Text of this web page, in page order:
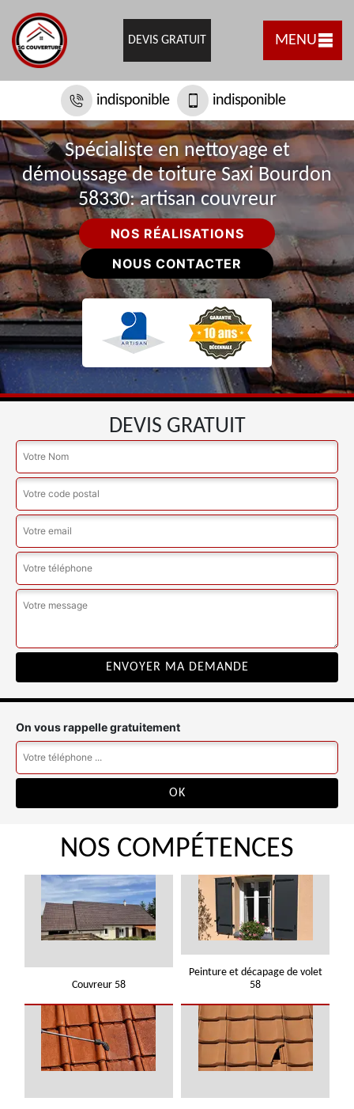
DEVIS GRATUIT MENU
indisponible indisponible
Spécialiste en nettoyage et
démoussage de toiture Saxi Bourdon
58330: artisan couvreur
NOS RÉALISATIONS
NOUS CONTACTER
DEVIS GRATUIT
On vous rappelle gratuitement
NOS COMPÉTENCES
Couvreur 58
Peinture et décapage de volet
58